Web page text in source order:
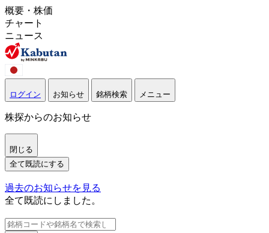
概要・株価
チャート
ニュース
ログイン お知らせ 銘柄検索 メニュー
株探からのお知らせ
閉じる
全て既読にする
過去のお知らせを見る
全て既読にしました。